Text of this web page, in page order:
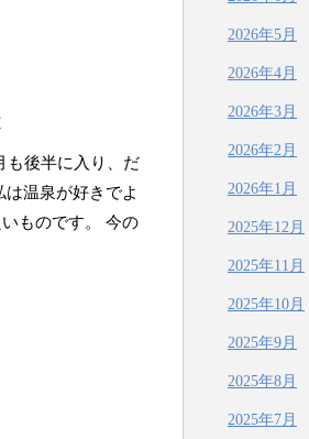
後半に入り、だ
温泉が好きでよ
ものです。 今の
2026年5月
2026年4月
2026年3月
2026年2月
2026年1月
2025年12月
2025年11月
2025年10月
2025年9月
2025年8月
2025年7月